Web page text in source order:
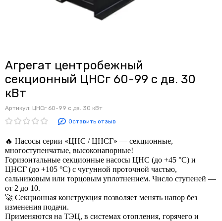
Агрегат центробежный
секционный ЦНСг 60-99 с дв. 30
кВт
Артикул: ЦНСг 60-99 с дв. 30 кВт
Оставить отзыв
🔥 Насосы серии «ЦНС / ЦНСГ» — секционные,
многоступенчатые, высоконапорные!
Горизонтальные секционные насосы ЦНС (до +45 °C) и
ЦНСГ (до +105 °C) с чугунной проточной частью,
сальниковым или торцовым уплотнением. Число ступеней —
от 2 до 10.
🚀 Секционная конструкция позволяет менять напор без
изменения подачи.
Применяются на ТЭЦ, в системах отопления, горячего и